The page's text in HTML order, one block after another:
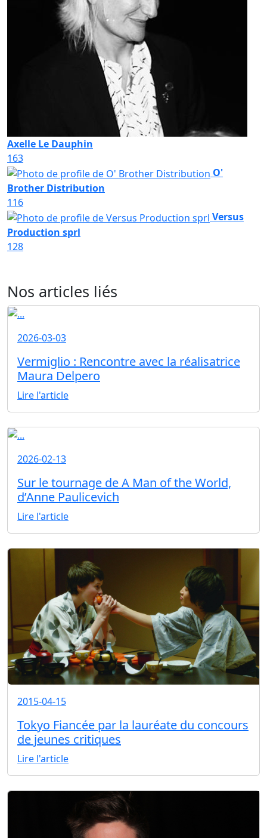
Axelle Le Dauphin
163
O'
Brother Distribution
116
Versus
Production sprl
128
Nos articles liés
2026-03-03
Vermiglio : Rencontre avec la réalisatrice
Maura Delpero
Lire l'article
2026-02-13
Sur le tournage de A Man of the World,
d’Anne Paulicevich
Lire l'article
2015-04-15
Tokyo Fiancée par la lauréate du concours
de jeunes critiques
Lire l'article